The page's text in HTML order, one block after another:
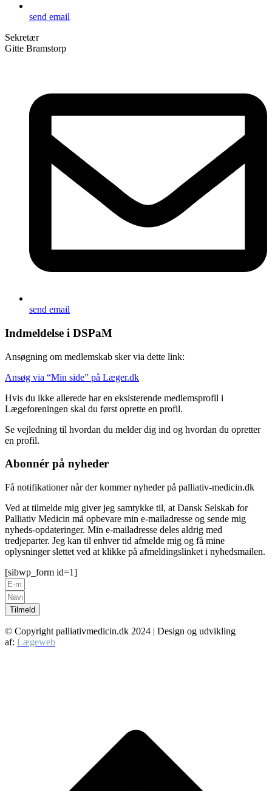
send email
Sekretær
Gitte Bramstorp
send email
Indmeldelse i DSPaM
Ansøgning om medlemskab sker via dette link:
Ansøg via “Min side” på Læger.dk
Hvis du ikke allerede har en eksisterende medlemsprofil i
Lægeforeningen skal du først oprette en profil.
Se vejledning til hvordan du melder dig ind og hvordan du opretter
en profil.
Abonnér på nyheder
Få notifikationer når der kommer nyheder på palliativ-medicin.dk
Ved at tilmelde mig giver jeg samtykke til, at Dansk Selskab for
Palliativ Medicin må opbevare min e-mailadresse og sende mig
nyheds-opdateringer. Min e-mailadresse deles aldrig med
tredjeparter. Jeg kan til enhver tid afmelde mig og få mine
oplysninger slettet ved at klikke på afmeldingslinket i nyhedsmailen.
[sibwp_form id=1]
Tilmeld
© Copyright palliativmedicin.dk 2024 | Design og udvikling
af: Lægeweb